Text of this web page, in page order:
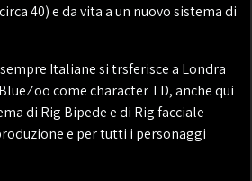
40) e da vita a un nuovo sistema di
Italiane si trsferisce a Londra
come character TD, anche qui
di Rig Bipede e di Rig facciale
e per tutti i personaggi